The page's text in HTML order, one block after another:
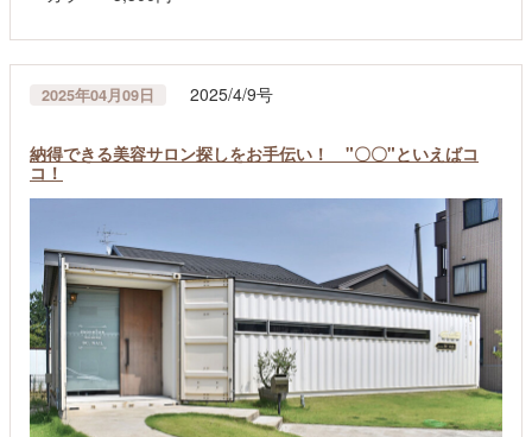
2025年04月09日 2025/4/9号
納得できる美容サロン探しをお手伝い！ "〇〇"といえばコ
コ！